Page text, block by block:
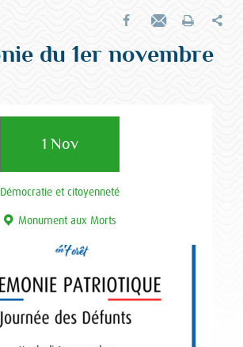
Partager sur Facebook
Envoyer par e-mail
Imprimer
du 1er novembre
1 Nov
Démocratie et citoyenneté
Monument aux Morts